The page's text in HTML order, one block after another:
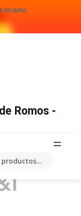
mano
Romos -